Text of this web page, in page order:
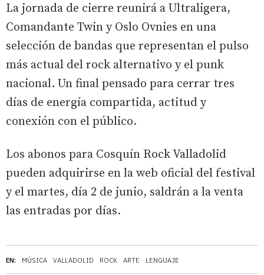
EN: MÚSICA VALLADOLID ROCK ARTE LENGUAJE
La jornada de cierre reunirá a Ultraligera,
Comandante Twin y Oslo Ovnies en una
selección de bandas que representan el pulso
más actual del rock alternativo y el punk
nacional. Un final pensado para cerrar tres
días de energía compartida, actitud y
conexión con el público.
Los abonos para Cosquín Rock Valladolid
pueden adquirirse en la web oficial del festival
y el martes, día 2 de junio, saldrán a la venta
las entradas por días.